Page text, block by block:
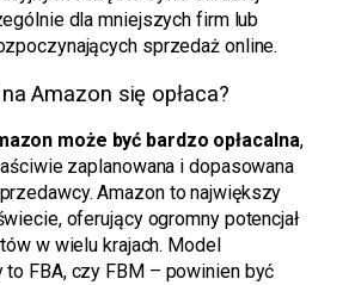
dla mniejszych firm lub
sprzedaż online.
Amazon się opłaca?
może być bardzo opłacalna,
zaplanowana i dopasowana
Amazon to największy
oferujący ogromny potencjał
w wielu krajach. Model
FBA, czy FBM – powinien być